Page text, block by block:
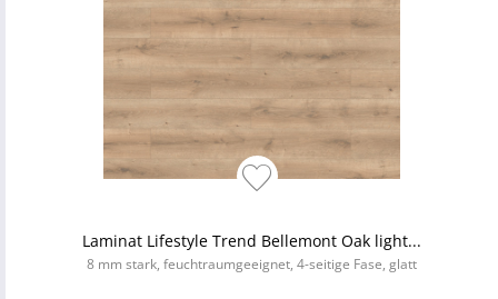
Laminat Lifestyle Trend Bellemont Oak light...
8 mm stark, feuchtraumgeeignet, 4-seitige Fase, glatt